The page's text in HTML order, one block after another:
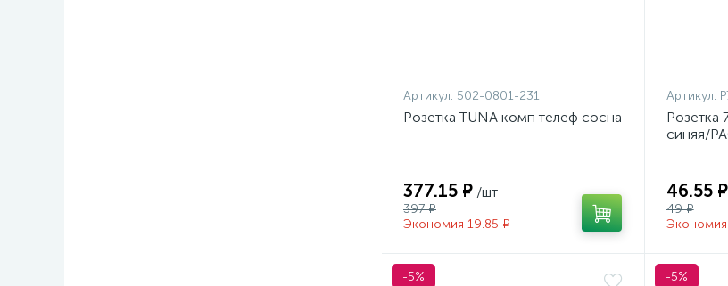
Артикул: 502-0801-231
Розетка TUNA комп телеф сосна
377.15 ₽ /шт
397 ₽
Экономия 19.85 ₽
Артикул:
Розетка
синяя/
46.55 ₽
49 ₽
-5% -5%